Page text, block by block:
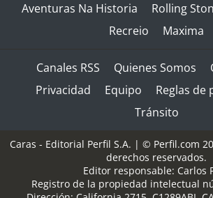
Aventuras Na Historia
Rolling
Recreio
Maxima
Canales RSS Quienes Somos
Privacidad
Equipo
Reglas de
Tránsito
Caras - Editorial Perfil S.A. | © Perfil.com
derechos reservados.
Editor responsable: Carlos
Registro de la propiedad intelectual